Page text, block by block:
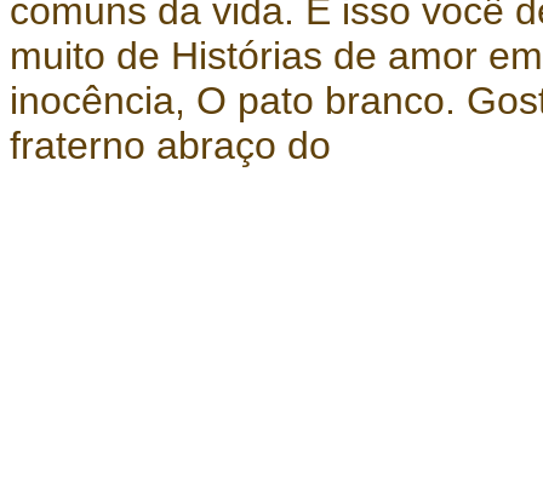
comuns da vida. E isso você
muito de Histórias de amor
inocência, O pato branco.
fraterno abraço do